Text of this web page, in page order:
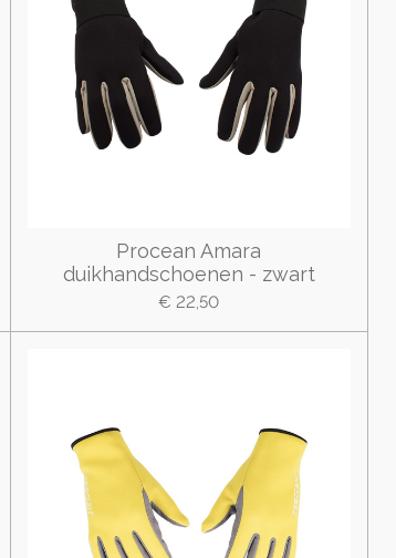
Procean Amara
duikhandschoenen - zwart
€ 22,50